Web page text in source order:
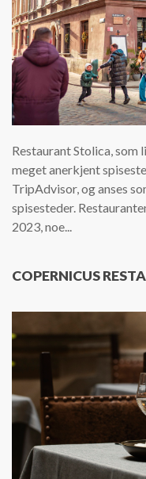
Restaurant Stolica, som
meget anerkjent
TripAdvisor, og anses
spisesteder.
2023, noe...
COPERNICUS